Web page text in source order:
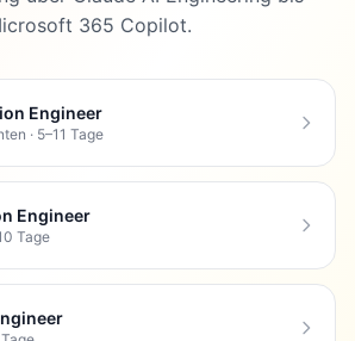
365 Copilot.
Engineer
· 5–11 Tage
Engineer
Tage